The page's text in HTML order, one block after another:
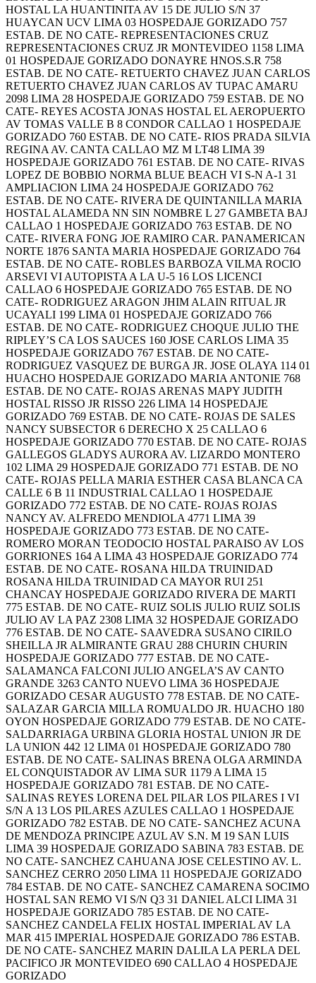
HOSTAL LA HUANTINITA AV 15 DE JULIO S/N 37
HUAYCAN UCV LIMA 03 HOSPEDAJE GORIZADO 757
ESTAB. DE NO CATE- REPRESENTACIONES CRUZ
REPRESENTACIONES CRUZ JR MONTEVIDEO 1158 LIMA
01 HOSPEDAJE GORIZADO DONAYRE HNOS.S.R 758
ESTAB. DE NO CATE- RETUERTO CHAVEZ JUAN CARLOS
RETUERTO CHAVEZ JUAN CARLOS AV TUPAC AMARU
2098 LIMA 28 HOSPEDAJE GORIZADO 759 ESTAB. DE NO
CATE- REYES ACOSTA JONAS HOSTAL EL AEROPUERTO
AV TOMAS VALLE B 8 CONDOR CALLAO 1 HOSPEDAJE
GORIZADO 760 ESTAB. DE NO CATE- RIOS PRADA SILVIA
REGINA AV. CANTA CALLAO MZ M LT48 LIMA 39
HOSPEDAJE GORIZADO 761 ESTAB. DE NO CATE- RIVAS
LOPEZ DE BOBBIO NORMA BLUE BEACH VI S-N A-1 31
AMPLIACION LIMA 24 HOSPEDAJE GORIZADO 762
ESTAB. DE NO CATE- RIVERA DE QUINTANILLA MARIA
HOSTAL ALAMEDA NN SIN NOMBRE L 27 GAMBETA BAJ
CALLAO 1 HOSPEDAJE GORIZADO 763 ESTAB. DE NO
CATE- RIVERA FONG JOE RAMIRO CAR. PANAMERICAN
NORTE 1876 SANTA MARIA HOSPEDAJE GORIZADO 764
ESTAB. DE NO CATE- ROBLES BARBOZA VILMA ROCIO
ARSEVI VI AUTOPISTA A LA U-5 16 LOS LICENCI
CALLAO 6 HOSPEDAJE GORIZADO 765 ESTAB. DE NO
CATE- RODRIGUEZ ARAGON JHIM ALAIN RITUAL JR
UCAYALI 199 LIMA 01 HOSPEDAJE GORIZADO 766
ESTAB. DE NO CATE- RODRIGUEZ CHOQUE JULIO THE
RIPLEY’S CA LOS SAUCES 160 JOSE CARLOS LIMA 35
HOSPEDAJE GORIZADO 767 ESTAB. DE NO CATE-
RODRIGUEZ VASQUEZ DE BURGA JR. JOSE OLAYA 114 01
HUACHO HOSPEDAJE GORIZADO MARIA ANTONIE 768
ESTAB. DE NO CATE- ROJAS ARENAS MAPY JUDITH
HOSTAL RISSO JR RISSO 226 LIMA 14 HOSPEDAJE
GORIZADO 769 ESTAB. DE NO CATE- ROJAS DE SALES
NANCY SUBSECTOR 6 DERECHO X 25 CALLAO 6
HOSPEDAJE GORIZADO 770 ESTAB. DE NO CATE- ROJAS
GALLEGOS GLADYS AURORA AV. LIZARDO MONTERO
102 LIMA 29 HOSPEDAJE GORIZADO 771 ESTAB. DE NO
CATE- ROJAS PELLA MARIA ESTHER CASA BLANCA CA
CALLE 6 B 11 INDUSTRIAL CALLAO 1 HOSPEDAJE
GORIZADO 772 ESTAB. DE NO CATE- ROJAS ROJAS
NANCY AV. ALFREDO MENDIOLA 4771 LIMA 39
HOSPEDAJE GORIZADO 773 ESTAB. DE NO CATE-
ROMERO MORAN TEODOCIO HOSTAL PARAISO AV LOS
GORRIONES 164 A LIMA 43 HOSPEDAJE GORIZADO 774
ESTAB. DE NO CATE- ROSANA HILDA TRUINIDAD
ROSANA HILDA TRUINIDAD CA MAYOR RUI 251
CHANCAY HOSPEDAJE GORIZADO RIVERA DE MARTI
775 ESTAB. DE NO CATE- RUIZ SOLIS JULIO RUIZ SOLIS
JULIO AV LA PAZ 2308 LIMA 32 HOSPEDAJE GORIZADO
776 ESTAB. DE NO CATE- SAAVEDRA SUSANO CIRILO
SHEILLA JR ALMIRANTE GRAU 288 CHURIN CHURIN
HOSPEDAJE GORIZADO 777 ESTAB. DE NO CATE-
SALAMANCA FALCONI JULIO ANGELA’S AV CANTO
GRANDE 3263 CANTO NUEVO LIMA 36 HOSPEDAJE
GORIZADO CESAR AUGUSTO 778 ESTAB. DE NO CATE-
SALAZAR GARCIA MILLA ROMUALDO JR. HUACHO 180
OYON HOSPEDAJE GORIZADO 779 ESTAB. DE NO CATE-
SALDARRIAGA URBINA GLORIA HOSTAL UNION JR DE
LA UNION 442 12 LIMA 01 HOSPEDAJE GORIZADO 780
ESTAB. DE NO CATE- SALINAS BRENA OLGA ARMINDA
EL CONQUISTADOR AV LIMA SUR 1179 A LIMA 15
HOSPEDAJE GORIZADO 781 ESTAB. DE NO CATE-
SALINAS REYES LORENA DEL PILAR LOS PILARES I VI
S/N A 13 LOS PILARES AZULES CALLAO 1 HOSPEDAJE
GORIZADO 782 ESTAB. DE NO CATE- SANCHEZ ACUNA
DE MENDOZA PRINCIPE AZUL AV S.N. M 19 SAN LUIS
LIMA 39 HOSPEDAJE GORIZADO SABINA 783 ESTAB. DE
NO CATE- SANCHEZ CAHUANA JOSE CELESTINO AV. L.
SANCHEZ CERRO 2050 LIMA 11 HOSPEDAJE GORIZADO
784 ESTAB. DE NO CATE- SANCHEZ CAMARENA SOCIMO
HOSTAL SAN REMO VI S/N Q3 31 DANIEL ALCI LIMA 31
HOSPEDAJE GORIZADO 785 ESTAB. DE NO CATE-
SANCHEZ CANDELA FELIX HOSTAL IMPERIAL AV LA
MAR 415 IMPERIAL HOSPEDAJE GORIZADO 786 ESTAB.
DE NO CATE- SANCHEZ MARIN DALILA LA PERLA DEL
PACIFICO JR MONTEVIDEO 690 CALLAO 4 HOSPEDAJE
GORIZADO